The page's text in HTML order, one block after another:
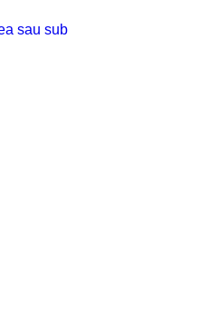
sau sub